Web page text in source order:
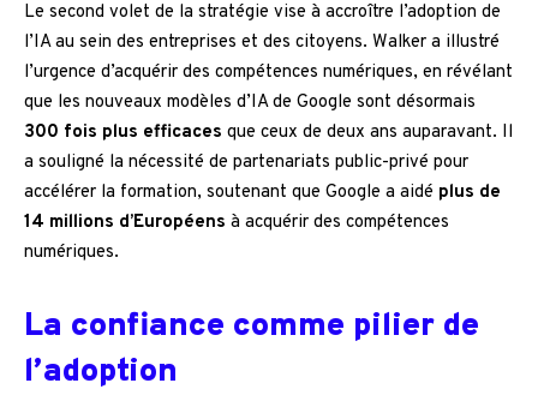
Le second volet de la stratégie vise à accroître l’adoption de
l’IA au sein des entreprises et des citoyens. Walker a illustré
l’urgence d’acquérir des compétences numériques, en révélant
que les nouveaux modèles d’IA de Google sont désormais
300 fois plus efficaces que ceux de deux ans auparavant. Il
a souligné la nécessité de partenariats public-privé pour
accélérer la formation, soutenant que Google a aidé plus de
14 millions d’Européens à acquérir des compétences
numériques.
La confiance comme pilier de
l’adoption